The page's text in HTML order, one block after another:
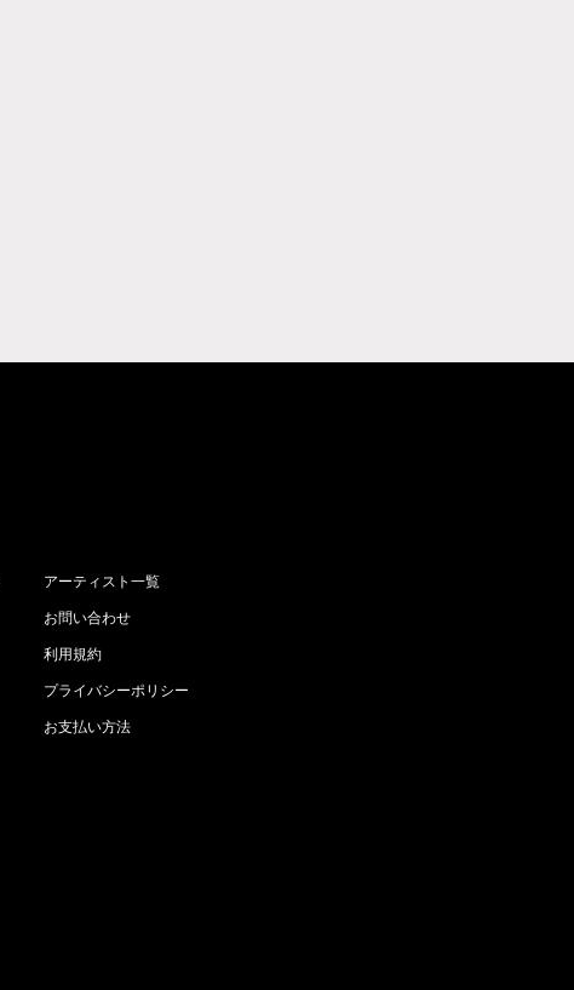
アーティスト一覧
お問い合わせ
利用規約
プライバシーポリシー
お支払い方法